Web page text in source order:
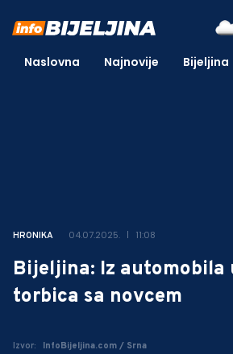
Naslovna Najnovije Bijeljina
HRONIKA 04.07.2025. 11:08
Bijeljina: Iz automobila
torbica sa novcem
Izvor: InfoBijeljina.com / Srna